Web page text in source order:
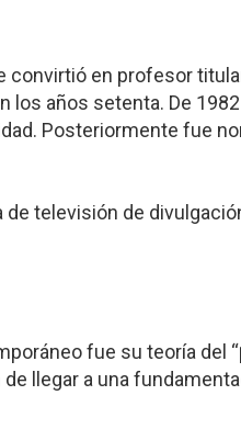
en profesor
los años setenta. De
Posteriormente fue
de televisión de
fue su teoría del “
llegar a una